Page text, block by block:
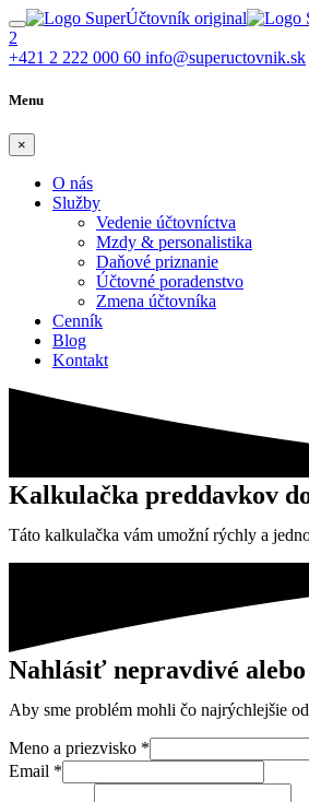
2
+421 2 222 000 60 info@supeructovnik.sk
Menu
×
O nás
Služby
Vedenie účtovníctva
Mzdy & personalistika
Daňové priznanie
Účtovné poradenstvo
Zmena účtovníka
Cenník
Blog
Kontakt
Kalkulačka preddavkov
Táto kalkulačka vám umožní rýchly a
Nahlásiť nepravdivé
Aby sme problém mohli čo najrýchlejšie
Meno a priezvisko *
Email *